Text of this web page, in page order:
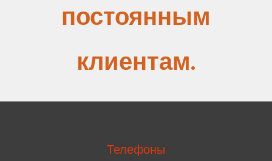
постоянным
клиентам.
Телефоны